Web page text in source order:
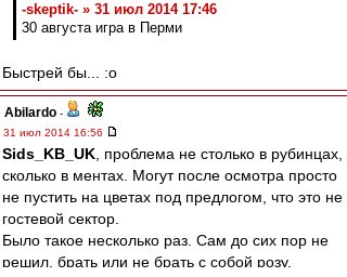
-skeptik- » 31 июл 2014 17:46
30 августа игра в Перми
Быстрей бы... :o
Abilardo -
31 июл 2014 16:56
Sids_KB_UK , проблема не столько в рубинцах,
сколько в ментах. Могут после осмотра просто
не пустить на цветах под предлогом, что это не
гостевой сектор.
Было такое несколько раз. Сам до сих пор не
решил, брать или не брать с собой розу.